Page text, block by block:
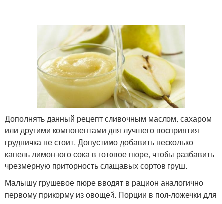
Дополнять данный рецепт сливочным маслом, сахаром
или другими компонентами для лучшего восприятия
грудничка не стоит. Допустимо добавить несколько
капель лимонного сока в готовое пюре, чтобы разбавить
чрезмерную приторность слащавых сортов груш.
Малышу грушевое пюре вводят в рацион аналогично
первому прикорму из овощей. Порции в пол-ложечки для